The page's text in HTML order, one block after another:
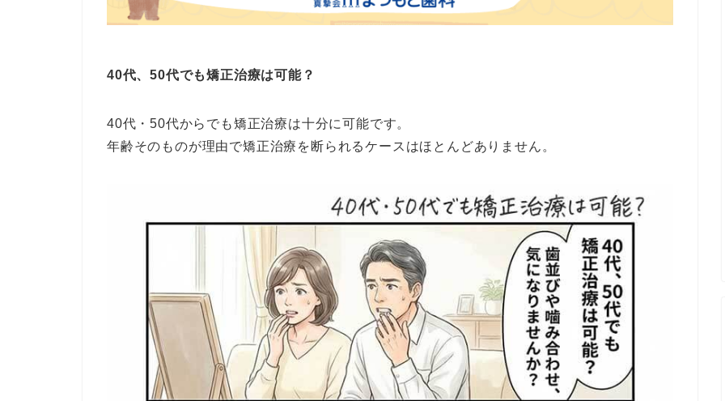
40代、50代でも矯正治療は可能？
40代・50代からでも矯正治療は十分に可能です。
年齢そのものが理由で矯正治療を断られるケースはほとんどありません。